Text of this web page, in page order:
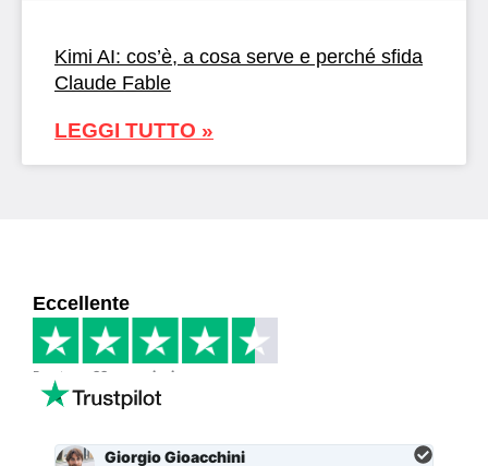
Kimi AI: cos’è, a cosa serve e perché sfida
Claude Fable
LEGGI TUTTO »
Eccellente
Basato su 33 recensioni
Giorgio Gioacchini